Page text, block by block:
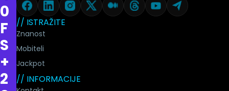
0
F
S
+
2
// ISTRAŽITE
Znanost
Mobiteli
Jackpot
// INFORMACIJE